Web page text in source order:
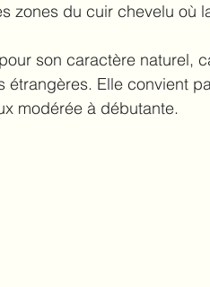
zones du cuir chevelu où
son caractère naturel,
Elle convient
modérée à débutante.